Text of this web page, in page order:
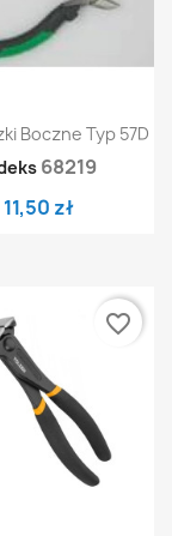
Boczne Typ 57D
68219
11,50 zł
favorite_border